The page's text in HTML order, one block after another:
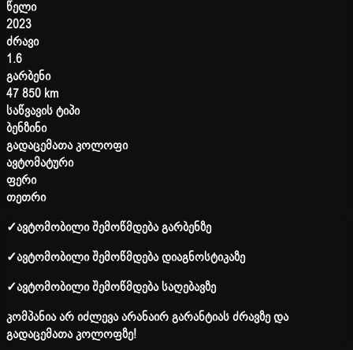
წელი
2023
ძრავი
1.6
გარბენი
47 850 km
საწვავის ტიპი
ბენზინი
გადაცემათა კოლოფი
ავტომატური
ფერი
თეთრი
✓ავტომობილი შემოწმდება გარბენზე
✓ავტომობილი შემოწმდება დიაგნოსტიკაზე
✓ავტომობილი შემოწმდება საღებავზე
კომპანია არ იძლევა არანაირ გარანტიას ძრავზე და
გადაცემათა კოლოფზე!